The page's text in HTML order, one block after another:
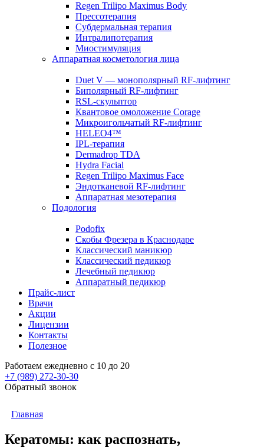
Regen Trilipo Maximus Body
Прессотерапия
Субдермальная терапия
Интралипотерапия
Миостимуляция
Аппаратная косметология лица
Duet V — монополярный RF-лифтинг
Биполярный RF-лифтинг
RSL-скульптор
Квантовое омоложение Corage
Микроигольчатый RF-лифтинг
HELEO4™
IPL-терапия
Dermadrop TDA
Hydra Facial
Regen Trilipo Maximus Face
Эндотканевой RF-лифтинг
Аппаратная мезотерапия
Подология
Podofix
Скобы Фрезера в Краснодаре
Классический маникюр
Классический педикюр
Лечебный педикюр
Аппаратный педикюр
Прайс-лист
Врачи
Акции
Лицензии
Контакты
Полезное
Работаем ежедневно с 10 до 20
+7 (989) 272-30-30
Обратный звонок
Главная
Кератомы: как распознать,